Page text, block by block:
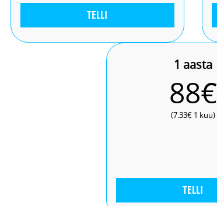
TELLI
1 aasta
88€
(7.33€ 1 kuu)
TELLI